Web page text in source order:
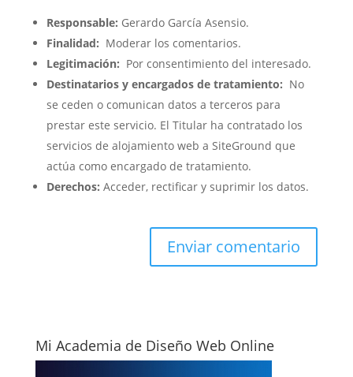
Responsable: Gerardo García Asensio.
Finalidad: Moderar los comentarios.
Legitimación: Por consentimiento del interesado.
Destinatarios y encargados de tratamiento: No
se ceden o comunican datos a terceros para
prestar este servicio. El Titular ha contratado los
servicios de alojamiento web a SiteGround que
actúa como encargado de tratamiento.
Derechos: Acceder, rectificar y suprimir los datos.
Mi Academia de Diseño Web Online